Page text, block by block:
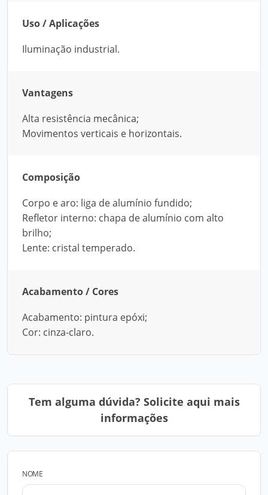
Uso / Aplicações
Iluminação industrial.
Vantagens
Alta resistência mecânica;
Movimentos verticais e horizontais.
Composição
Corpo e aro: liga de alumínio fundido;
Refletor interno: chapa de alumínio com alto
brilho;
Lente: cristal temperado.
Acabamento / Cores
Acabamento: pintura epóxi;
Cor: cinza-claro.
Tem alguma dúvida? Solicite aqui mais
informações
NOME